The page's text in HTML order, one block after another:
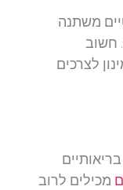
משתנה
לצרכים
לרוב